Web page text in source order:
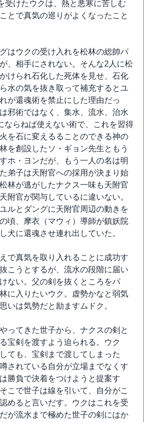
受けたウクは、熱と悪寒に苦しむ
とで真気の巡りがよくなったこと
はウクの受け入れを松林の総帥パ
、相手にされない。そんな2人に松
けられ石化した死体を見せ、石化
水の気を抜き取って補充するとユ
が還魂術を禁止にした理由だっ
邪術ではなく、集水、流水、治水
ならねば使えない術で、これを習得
を石に変えるることのできる神の
を創設したソ・ギョン先生ともう
ホ・ヨンだが、もう一人の名は明
弟子は天附官への採用が決まり始
林が逃がしたナクス一味も天附官
附官が関与しているに違いない。
ルとダングに天附官周辺の動きを
頃、摩衣（マウィ）導師が鎮妖院
犬に還魂させ連れ出していた。
で真気を取り入れることに成功す
こうとするが、流水の段階に届い
ない。父の剣を抜くところをパ
に入りたいウク。虚勢かなと弱気
いは気勢だと励ますムドク。
ってきた世子から、ナクスの剣と
宝剣を渡すよう迫られる。ウク
ても、宝剣まで渡してしまった
されている自分が立場までなくす
勝負で決着をつけようと提案す
こで世子は線を引いて、自分がこ
めると言いだす。ウクはこれを受
が流水まで極めた世子の剣にはか